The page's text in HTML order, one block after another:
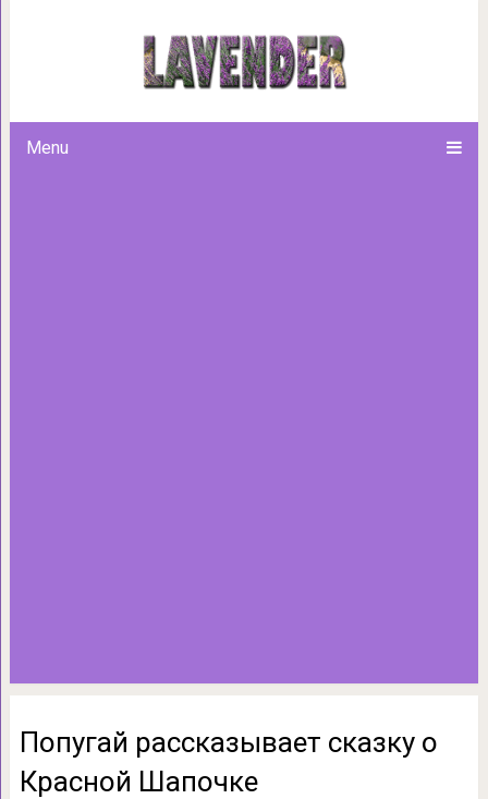
Menu
Попугай рассказывает
Попугай рассказывает сказку о
Красной Шапочке